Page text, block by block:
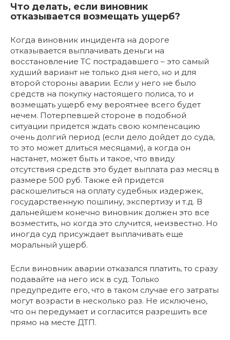
Что делать, если виновник
отказывается возмещать ущерб?
Когда виновник инцидента на дороге
отказывается выплачивать деньги на
восстановление ТС пострадавшего – это самый
худший вариант не только дня него, но и для
второй стороны аварии. Если у него не было
средств на покупку настоящего полиса, то и
возмещать ущерб ему вероятнее всего будет
нечем. Потерпевшей стороне в подобной
ситуации придется ждать свою компенсацию
очень долгий период (если дело дойдет до суда,
то это может длиться месяцами), а когда он
настанет, может быть и такое, что ввиду
отсутствия средств это будет выплата раз месяц в
размере 500 руб. Также ей придется
раскошелиться на оплату судебных издержек,
государственную пошлину, экспертизу и т.д. В
дальнейшем конечно виновник должен это все
возместить, но когда это случится, неизвестно. Но
иногда суд присуждает выплачивать еще
моральный ущерб.
Если виновник аварии отказался платить, то сразу
подавайте на него иск в суд. Только
предупредите его, что в таком случае его затраты
могут возрасти в несколько раз. Не исключено,
что он передумает и согласится разрешить все
прямо на месте ДТП.